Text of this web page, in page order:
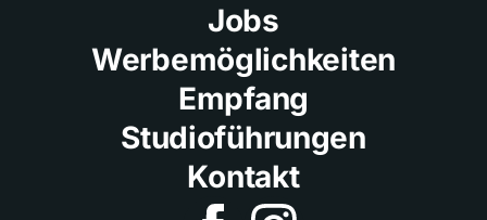
Jobs
Werbemöglichkeiten
Empfang
Studioführungen
Kontakt